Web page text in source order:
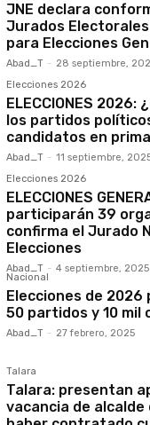
JNE declara
Jurados
para Elecciones
Abad_T - 28 septiembre,
Elecciones 2026
ELECCIONES 2026:
los partidos
candidatos en
Abad_T - 11 septiembre,
Elecciones 2026
ELECCIONES
participarán 39
confirma el Jurado
Elecciones
Abad_T - 4 septiembre, 2025
Nacional
Elecciones de
50 partidos y 10 mil
Abad_T - 27 febrero, 2025
Talara
Talara: presentan
vacancia de